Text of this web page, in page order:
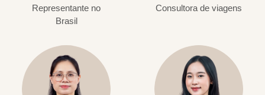
Representante no
Brasil
Consultora de viagens